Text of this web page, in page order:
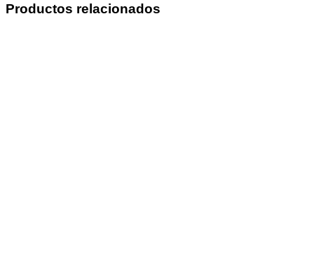
Productos relacionados